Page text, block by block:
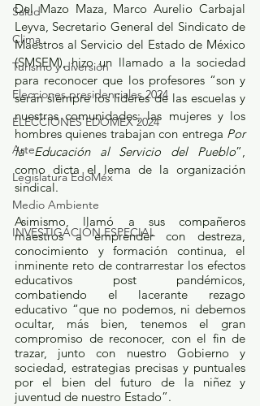
Salud
Clima
Turismo y diversión
Elecciones presidenciales 2024
ELECCIONES EDOMEX 2024
Arte
Legislatura EdoMéx
Medio Ambiente
INVESTIGACIÓN ESPECIAL
Del Mazo Maza, Marco Aurelio Carbajal
Leyva, Secretario General del Sindicato de
Maestros al Servicio del Estado de México
(SMSEM), hizo un llamado a la sociedad
para reconocer que los profesores “son y
serán siempre los líderes de las escuelas y
nuestras comunidades; las mujeres y los
hombres quienes trabajan con entrega Por
la Educación al Servicio del Pueblo”,
como dicta el lema de la organización
sindical.
Asimismo, llamó a sus compañeros
maestros a emprender con destreza,
conocimiento y formación continua, el
inminente reto de contrarrestar los efectos
educativos post pandémicos,
combatiendo el lacerante rezago
educativo “que no podemos, ni debemos
ocultar, más bien, tenemos el gran
compromiso de reconocer, con el fin de
trazar, junto con nuestro Gobierno y
sociedad, estrategias precisas y puntuales
por el bien del futuro de la niñez y
juventud de nuestro Estado”.